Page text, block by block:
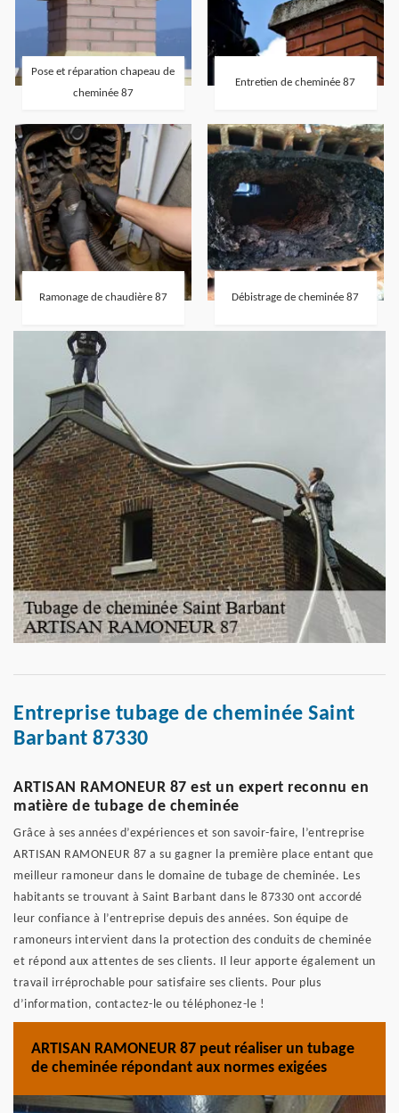
Pose et réparation chapeau de
cheminée 87
Entretien de cheminée 87
Ramonage de chaudière 87 Débistrage de cheminée 87
Entreprise tubage de cheminée Saint
Barbant 87330
ARTISAN RAMONEUR 87 est un expert reconnu en
matière de tubage de cheminée
Grâce à ses années d’expériences et son savoir-faire, l’entreprise
ARTISAN RAMONEUR 87 a su gagner la première place entant que
meilleur ramoneur dans le domaine de tubage de cheminée. Les
habitants se trouvant à Saint Barbant dans le 87330 ont accordé
leur confiance à l’entreprise depuis des années. Son équipe de
ramoneurs intervient dans la protection des conduits de cheminée
et répond aux attentes de ses clients. Il leur apporte également un
travail irréprochable pour satisfaire ses clients. Pour plus
d’information, contactez-le ou téléphonez-le !
ARTISAN RAMONEUR 87 peut réaliser un tubage
de cheminée répondant aux normes exigées